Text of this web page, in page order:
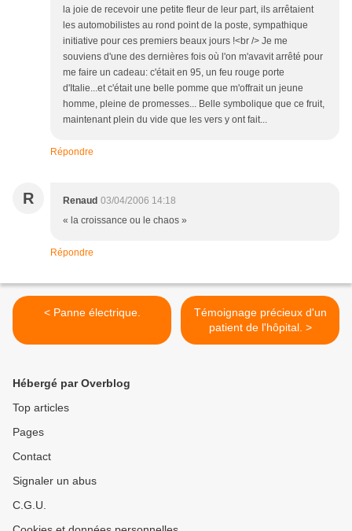
la joie de recevoir une petite fleur de leur part, ils arrêtaient
les automobilistes au rond point de la poste, sympathique
initiative pour ces premiers beaux jours !<br /> Je me
souviens d'une des dernières fois où l'on m'avavit arrêté pour
me faire un cadeau: c'était en 95, un feu rouge porte
d'Italie...et c'était une belle pomme que m'offrait un jeune
homme, pleine de promesses... Belle symbolique que ce fruit,
maintenant plein du vide que les vers y ont fait...
Répondre
R Renaud 03/04/2006 14:18
« la croissance ou le chaos »
Répondre
< Panne électrique.
Témoignage précieux d'un
patient de l'hôpital. >
Hébergé par Overblog
Top articles
Pages
Contact
Signaler un abus
C.G.U.